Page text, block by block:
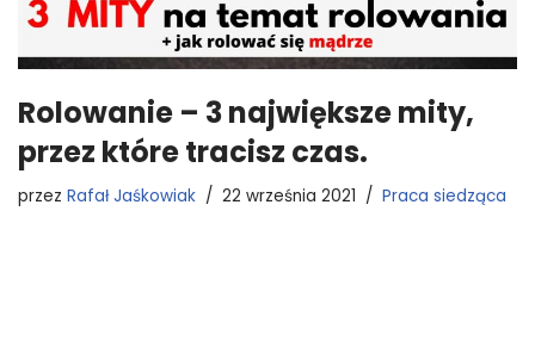
Rolowanie – 3 największe mity,
przez które tracisz czas.
przez Rafał Jaśkowiak 22 września 2021 Praca siedząca